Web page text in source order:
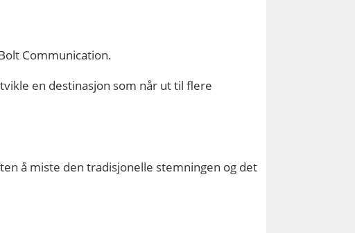
Communication.
en destinasjon som når ut til flere
å miste den tradisjonelle stemningen og det